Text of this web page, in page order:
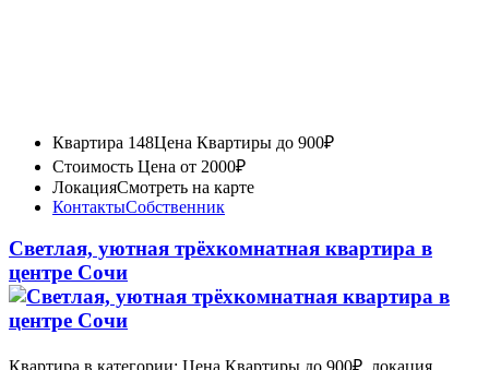
Квартира 148Цена Квартиры до 900₽
Стоимость Цена от 2000₽
ЛокацияСмотреть на карте
КонтактыСобственник
Светлая, уютная трёхкомнатная квартира в
центре Сочи
Квартира в категории: Цена Квартиры до 900₽, локация